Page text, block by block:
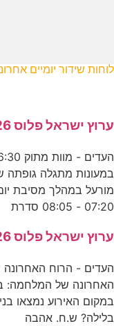
לוחות שידור יומיים
ערוץ ישראל פלוס 07-08-2026
במעונות מתגלה
07:20 - 08:05 סדרת
ערוץ ישראל פלוס 06-08-2026
האחרונה של המלחמה:
במקום האירוע נמצאו
בלילה? ש.ח. אהבה